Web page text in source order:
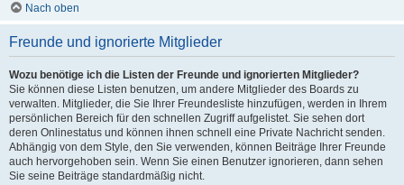
Nach oben
Freunde und ignorierte Mitglieder
Wozu benötige ich die Listen der Freunde und ignorierten Mitglieder?
Sie können diese Listen benutzen, um andere Mitglieder des Boards zu
verwalten. Mitglieder, die Sie Ihrer Freundesliste hinzufügen, werden in Ihrem
persönlichen Bereich für den schnellen Zugriff aufgelistet. Sie sehen dort
deren Onlinestatus und können ihnen schnell eine Private Nachricht senden.
Abhängig von dem Style, den Sie verwenden, können Beiträge Ihrer Freunde
auch hervorgehoben sein. Wenn Sie einen Benutzer ignorieren, dann sehen
Sie seine Beiträge standardmäßig nicht.